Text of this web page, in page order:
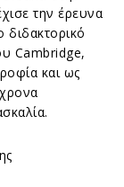
την έρευνα
Cambridge,
και ως